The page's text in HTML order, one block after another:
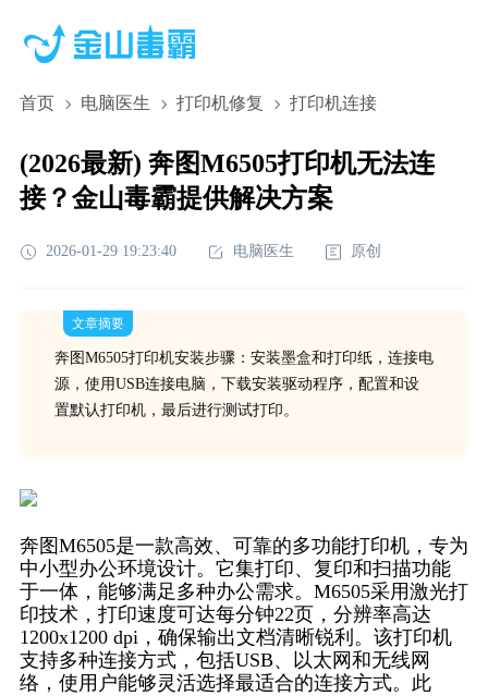
首页 电脑医生 打印机修复 打印机连接
(2026最新) 奔图M6505打印机无法连
接？金山毒霸提供解决方案
2026-01-29 19:23:40 电脑医生 原创
文章摘要
奔图M6505打印机安装步骤：安装墨盒和打印纸，连接电
源，使用USB连接电脑，下载安装驱动程序，配置和设
置默认打印机，最后进行测试打印。
奔图M6505是一款高效、可靠的多功能打印机，专为
中小型办公环境设计。它集打印、复印和扫描功能
于一体，能够满足多种办公需求。M6505采用激光打
印技术，打印速度可达每分钟22页，分辨率高达
1200x1200 dpi，确保输出文档清晰锐利。该打印机
支持多种连接方式，包括USB、以太网和无线网
络，使用户能够灵活选择最适合的连接方式。此